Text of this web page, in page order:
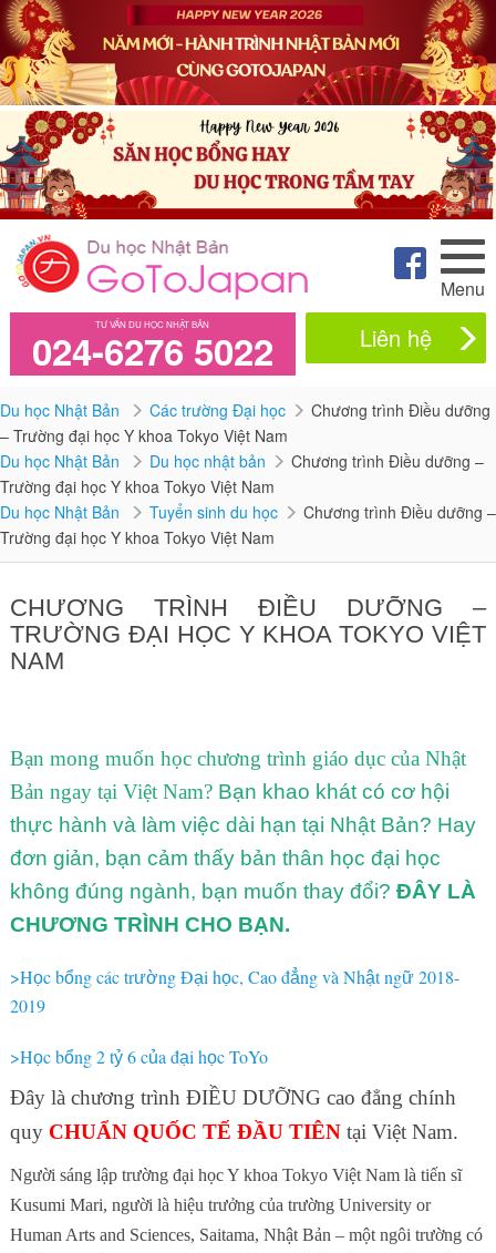
Menu
TƯ VẤN DU HỌC NHẬT BẢN
024-6276 5022 Liên hệ
Du học Nhật Bản Các trường Đại học
Chương trình Điều dưỡng
– Trường đại học Y khoa Tokyo Việt Nam
Du học Nhật Bản
Du học nhật bản
Chương trình Điều dưỡng –
Trường đại học Y khoa Tokyo Việt Nam
Du học Nhật Bản
Tuyển sinh du học
Chương trình Điều dưỡng –
Trường đại học Y khoa Tokyo Việt Nam
CHƯƠNG TRÌNH ĐIỀU DƯỠNG –
TRƯỜNG ĐẠI HỌC Y KHOA TOKYO VIỆT
NAM
Bạn mong muốn học chương trình giáo dục của Nhật
Bản ngay tại Việt Nam? Bạn khao khát có cơ hội
thực hành và làm việc dài hạn tại Nhật Bản? Hay
đơn giản, bạn cảm thấy bản thân học đại học
không đúng ngành, bạn muốn thay đổi? ĐÂY LÀ
CHƯƠNG TRÌNH CHO BẠN.
>Học bổng các trường Đại học, Cao đẳng và Nhật ngữ2018-
2019
>Học bổng 2 tỷ6 của đại học ToYo
Đây là chương trình ĐIỀU DƯỠNG cao đẳng chính
quy CHUẨN QUỐC TẾ ĐẦU TIÊNtại Việt Nam.
Người sáng lập trường đại học Y khoa Tokyo Việt Nam là tiến sĩ
Kusumi Mari, người là hiệu trưởng của trường University or
Human Arts and Sciences, Saitama, Nhật Bản – một ngôi trường có